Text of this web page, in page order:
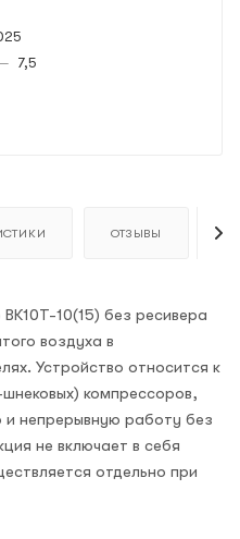
7,5
ОТЗЫВЫ
10(15) без ресивера
воздуха в
Устройство относится к
компрессоров,
и непрерывную работу без
не включает в себя
отдельно при